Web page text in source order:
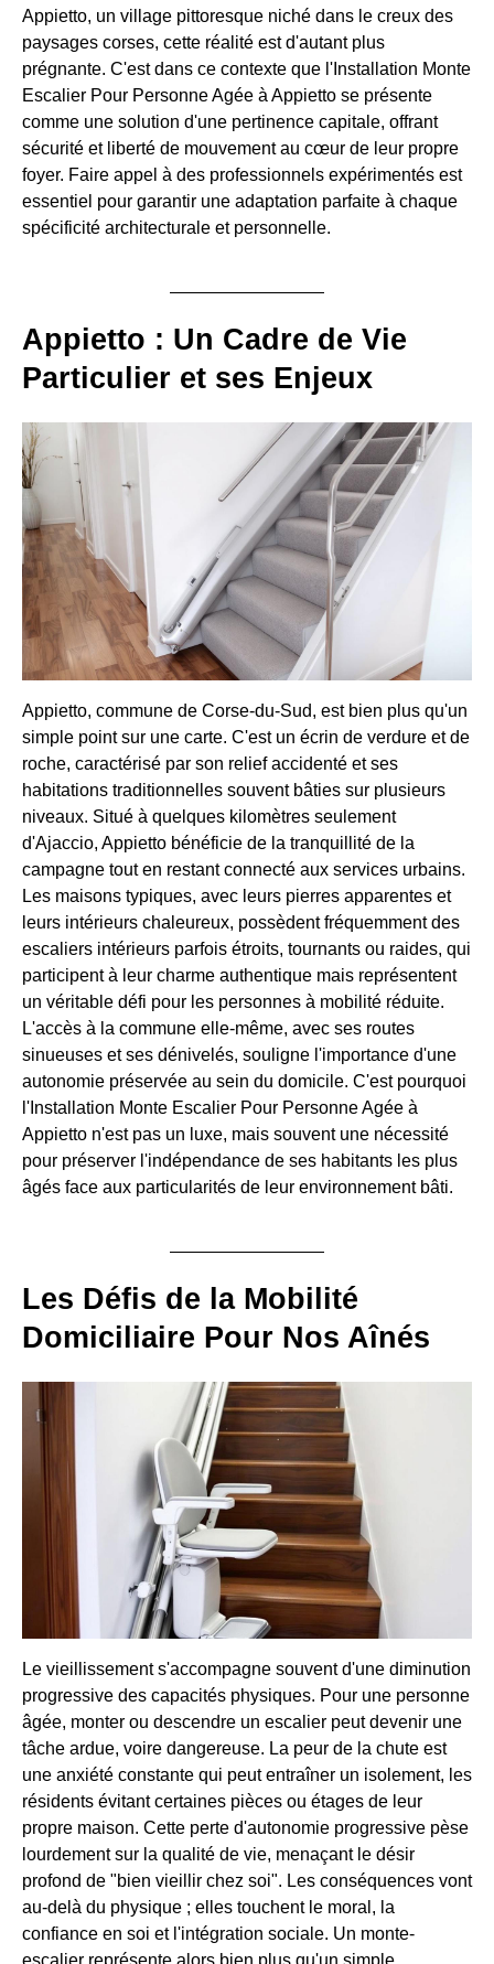
Appietto, un village pittoresque niché dans le creux des
paysages corses, cette réalité est d'autant plus
prégnante. C'est dans ce contexte que l'Installation Monte
Escalier Pour Personne Agée à Appietto se présente
comme une solution d'une pertinence capitale, offrant
sécurité et liberté de mouvement au cœur de leur propre
foyer. Faire appel à des professionnels expérimentés est
essentiel pour garantir une adaptation parfaite à chaque
spécificité architecturale et personnelle.
Appietto : Un Cadre de Vie
Particulier et ses Enjeux
Appietto, commune de Corse-du-Sud, est bien plus qu'un
simple point sur une carte. C'est un écrin de verdure et de
roche, caractérisé par son relief accidenté et ses
habitations traditionnelles souvent bâties sur plusieurs
niveaux. Situé à quelques kilomètres seulement
d'Ajaccio, Appietto bénéficie de la tranquillité de la
campagne tout en restant connecté aux services urbains.
Les maisons typiques, avec leurs pierres apparentes et
leurs intérieurs chaleureux, possèdent fréquemment des
escaliers intérieurs parfois étroits, tournants ou raides, qui
participent à leur charme authentique mais représentent
un véritable défi pour les personnes à mobilité réduite.
L'accès à la commune elle-même, avec ses routes
sinueuses et ses dénivelés, souligne l'importance d'une
autonomie préservée au sein du domicile. C'est pourquoi
l'Installation Monte Escalier Pour Personne Agée à
Appietto n'est pas un luxe, mais souvent une nécessité
pour préserver l'indépendance de ses habitants les plus
âgés face aux particularités de leur environnement bâti.
Les Défis de la Mobilité
Domiciliaire Pour Nos Aînés
Le vieillissement s'accompagne souvent d'une diminution
progressive des capacités physiques. Pour une personne
âgée, monter ou descendre un escalier peut devenir une
tâche ardue, voire dangereuse. La peur de la chute est
une anxiété constante qui peut entraîner un isolement, les
résidents évitant certaines pièces ou étages de leur
propre maison. Cette perte d'autonomie progressive pèse
lourdement sur la qualité de vie, menaçant le désir
profond de "bien vieillir chez soi". Les conséquences vont
au-delà du physique ; elles touchent le moral, la
confiance en soi et l'intégration sociale. Un monte-
escalier représente alors bien plus qu'un simple